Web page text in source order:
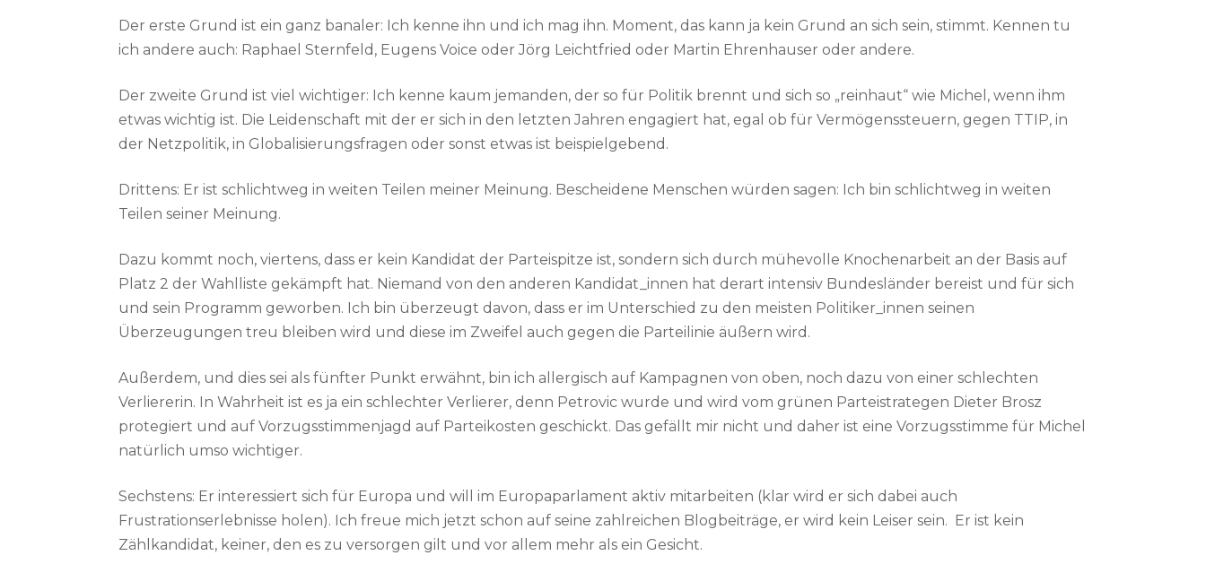
Der erste Grund ist ein ganz banaler: Ich kenne ihn und ich mag ihn. Moment, das kann ja kein Grund an sich sein, stimmt. Kennen tu
ich andere auch: Raphael Sternfeld, Eugens Voice oder Jörg Leichtfried oder Martin Ehrenhauser oder andere.
Der zweite Grund ist viel wichtiger: Ich kenne kaum jemanden, der so für Politik brennt und sich so „reinhaut“ wie Michel, wenn ihm
etwas wichtig ist. Die Leidenschaft mit der er sich in den letzten Jahren engagiert hat, egal ob für Vermögenssteuern, gegen TTIP, in
der Netzpolitik, in Globalisierungsfragen oder sonst etwas ist beispielgebend.
Drittens: Er ist schlichtweg in weiten Teilen meiner Meinung. Bescheidene Menschen würden sagen: Ich bin schlichtweg in weiten
Teilen seiner Meinung.
Dazu kommt noch, viertens, dass er kein Kandidat der Parteispitze ist, sondern sich durch mühevolle Knochenarbeit an der Basis auf
Platz 2 der Wahlliste gekämpft hat. Niemand von den anderen Kandidat_innen hat derart intensiv Bundesländer bereist und für sich
und sein Programm geworben. Ich bin überzeugt davon, dass er im Unterschied zu den meisten Politiker_innen seinen
Überzeugungen treu bleiben wird und diese im Zweifel auch gegen die Parteilinie äußern wird.
Außerdem, und dies sei als fünfter Punkt erwähnt, bin ich allergisch auf Kampagnen von oben, noch dazu von einer schlechten
Verliererin. In Wahrheit ist es ja ein schlechter Verlierer, denn Petrovic wurde und wird vom grünen Parteistrategen Dieter Brosz
protegiert und auf Vorzugsstimmenjagd auf Parteikosten geschickt. Das gefällt mir nicht und daher ist eine Vorzugsstimme für Michel
natürlich umso wichtiger.
Sechstens: Er interessiert sich für Europa und will im Europaparlament aktiv mitarbeiten (klar wird er sich dabei auch
Frustrationserlebnisse holen). Ich freue mich jetzt schon auf seine zahlreichen Blogbeiträge, er wird kein Leiser sein. Er ist kein
Zählkandidat, keiner, den es zu versorgen gilt und vor allem mehr als ein Gesicht.